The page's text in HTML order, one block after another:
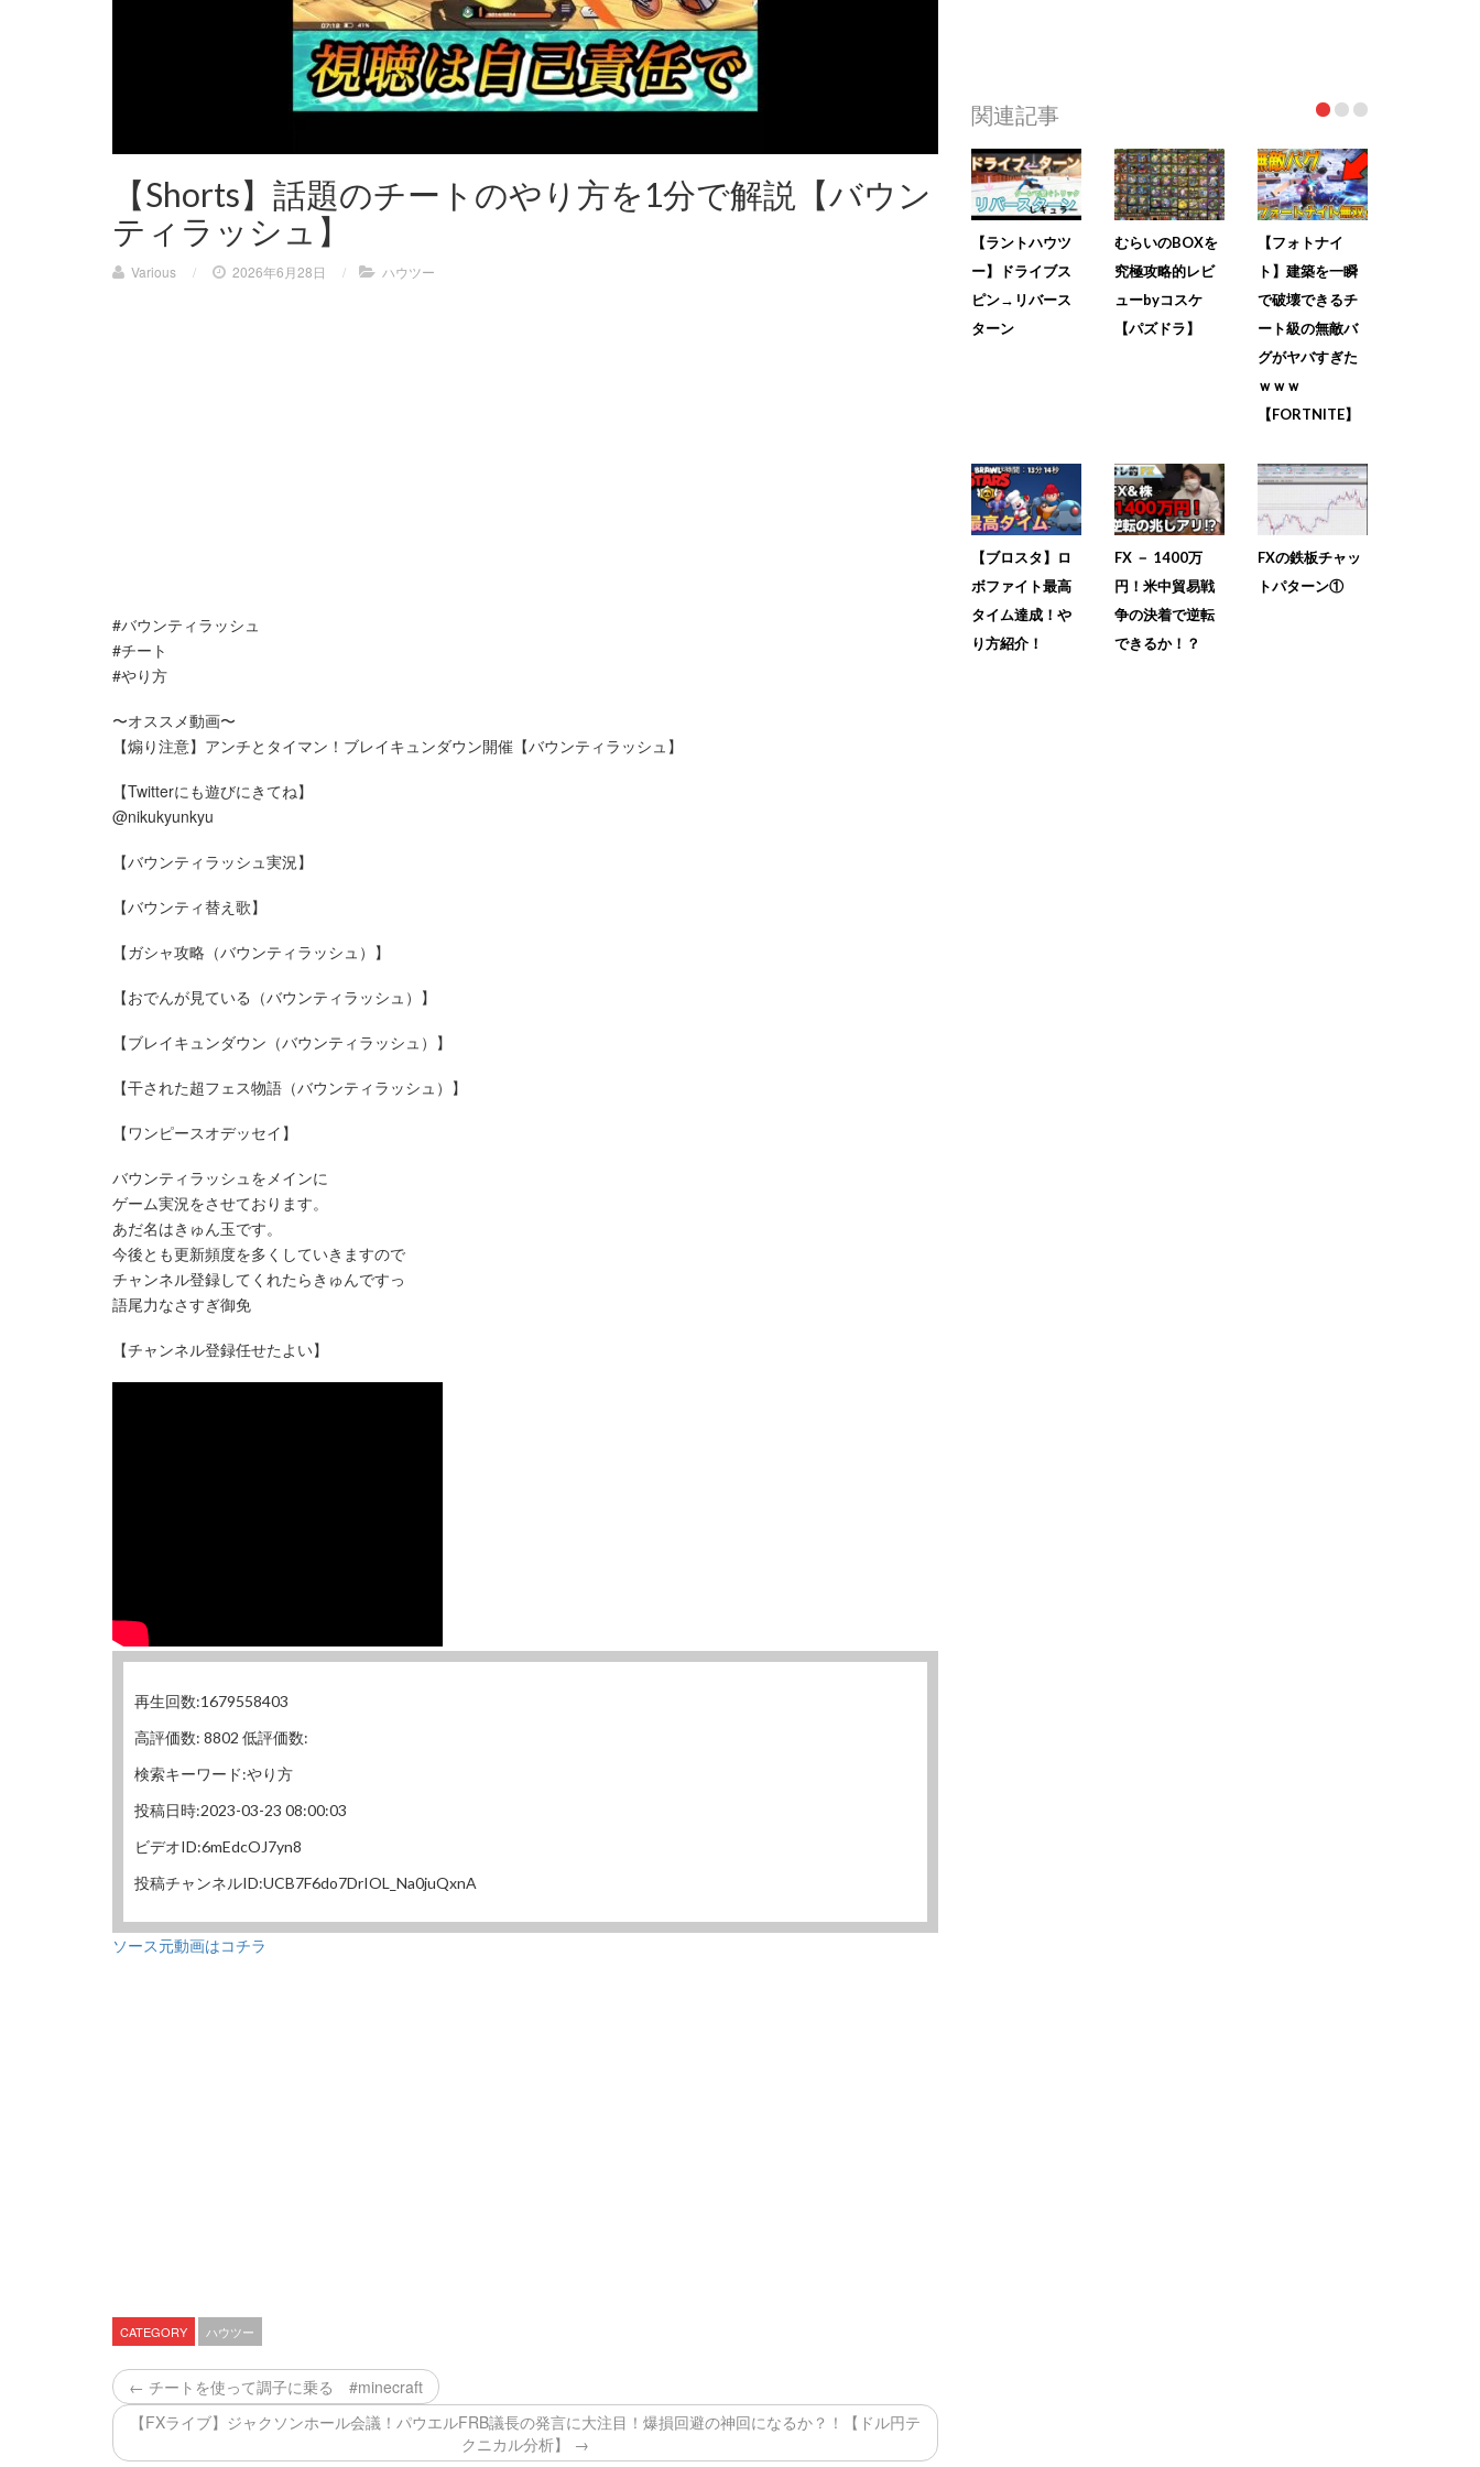
【Shorts】話題のチートのやり方を1分で解説【バウン
ティラッシュ】
Various / 2026年6月28日 / ハウツー
#バウンティラッシュ
#チート
#やり方
〜オススメ動画〜
【煽り注意】アンチとタイマン！ブレイキュンダウン開催【バウンティラッシュ】
【Twitterにも遊びにきてね】
@nikukyunkyu
【バウンティラッシュ実況】
【バウンティ替え歌】
【ガシャ攻略（バウンティラッシュ）】
【おでんが見ている（バウンティラッシュ）】
【ブレイキュンダウン（バウンティラッシュ）】
【干された超フェス物語（バウンティラッシュ）】
【ワンピースオデッセイ】
バウンティラッシュをメインに
ゲーム実況をさせております。
あだ名はきゅん玉です。
今後とも更新頻度を多くしていきますので
チャンネル登録してくれたらきゅんですっ
語尾力なさすぎ御免
【チャンネル登録任せたよい】
再生回数:1679558403
高評価数: 8802 低評価数:
検索キーワード:やり方
投稿日時:2023-03-23 08:00:03
ビデオID:6mEdcOJ7yn8
投稿チャンネルID:UCB7F6do7DrIOL_Na0juQxnA
ソース元動画はコチラ
CATEGORY ハウツー
← チートを使って調子に乗る #minecraft
【FXライブ】ジャクソンホール会議！パウエルFRB議長の発言に大注目！爆損回避の神回になるか？！【ドル円テ
クニカル分析】 →
関連記事
【ラントハウツ
ー】ドライブス
ピン→リバース
ターン
むらいのBOXを
究極攻略的レビ
ューbyコスケ
【パズドラ】
【フォトナイ
ト】建築を一瞬
で破壊できるチ
ート級の無敵バ
グがヤバすぎた
ｗｗｗ
【FORTNITE】
【ブロスタ】ロ
ボファイト最高
タイム達成！や
り方紹介！
FX － 1400万
円！米中貿易戦
争の決着で逆転
できるか！？
FXの鉄板チャッ
トパターン①